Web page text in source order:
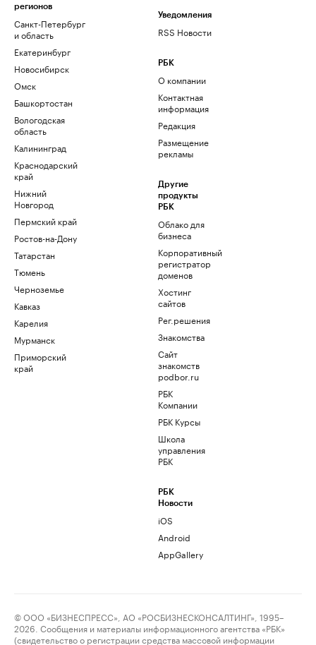
регионов
Санкт-Петербург
и область
Екатеринбург
Новосибирск
Омск
Башкортостан
Вологодская
область
Калининград
Краснодарский
край
Нижний
Новгород
Пермский край
Ростов-на-Дону
Татарстан
Тюмень
Черноземье
Кавказ
Карелия
Мурманск
Приморский
край
Уведомления
RSS Новости
РБК
О компании
Контактная
информация
Редакция
Размещение
рекламы
Другие
продукты
РБК
Облако для
бизнеса
Корпоративный
регистратор
доменов
Хостинг
сайтов
Рег.решения
Знакомства
Сайт
знакомств
podbor.ru
РБК
Компании
РБК Курсы
Школа
управления
РБК
РБК
Новости
iOS
Android
AppGallery
© ООО «БИЗНЕСПРЕСС», АО «РОСБИЗНЕСКОНСАЛТИНГ», 1995–
2026. Сообщения и материалы информационного агентства «РБК»
(свидетельство о регистрации средства массовой информации